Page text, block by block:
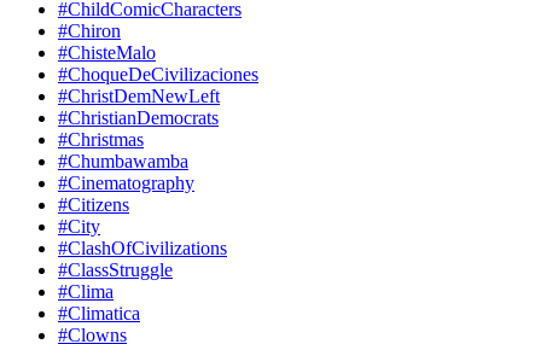
#ChildComicCharacters
#Chiron
#ChisteMalo
#ChoqueDeCivilizaciones
#ChristDemNewLeft
#ChristianDemocrats
#Christmas
#Chumbawamba
#Cinematography
#Citizens
#City
#ClashOfCivilizations
#ClassStruggle
#Clima
#Climatica
#Clowns